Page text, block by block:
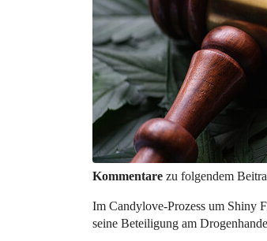
Kommentare zu folgendem
Im Candylove-Prozess um Shiny
seine Beteiligung am